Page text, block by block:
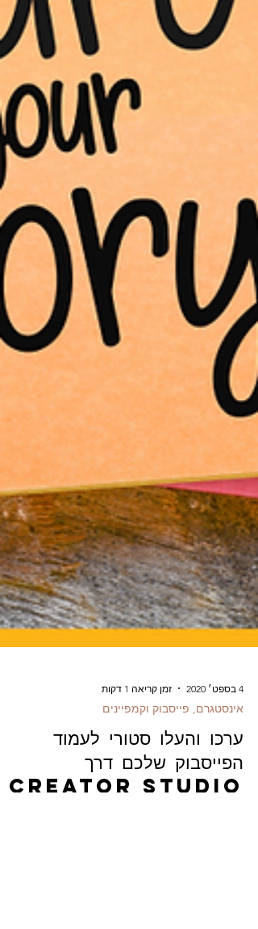
4 בספט׳ 2020 זמן קריאה 1 דקות
אינסטגרם, פייסבוק וקמפיינים
ערכו והעלו סטורי לעמוד
הפייסבוק שלכם דרך